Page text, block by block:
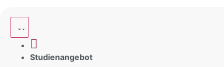
Studienangebot